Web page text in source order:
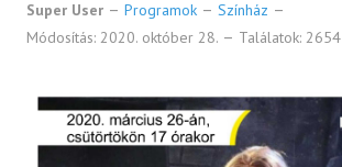
Super User Programok
Színház
Módosítás: 2020. október 28.
Találatok: 2654